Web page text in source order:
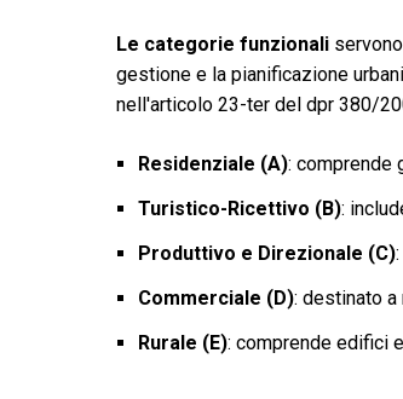
Le categorie funzionali
gestione e la pianificazione
nell'articolo 23-ter del dpr 380/
Residenziale (A): comprende
Turistico-Ricettivo (B):
Produttivo e Direzionale (C)
Commerciale (D): destinato
Rurale (E): comprende edifici